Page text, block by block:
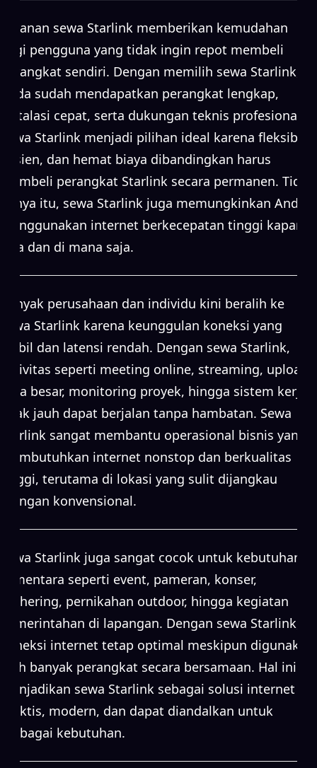
Layanan sewa Starlink memberikan kemudahan
bagi pengguna yang tidak ingin repot membeli
perangkat sendiri. Dengan memilih sewa Starlink,
Anda sudah mendapatkan perangkat lengkap,
instalasi cepat, serta dukungan teknis profesional.
Sewa Starlink menjadi pilihan ideal karena fleksibel,
efisien, dan hemat biaya dibandingkan harus
membeli perangkat Starlink secara permanen. Tidak
hanya itu, sewa Starlink juga memungkinkan Anda
menggunakan internet berkecepatan tinggi kapan
saja dan di mana saja.
Banyak perusahaan dan individu kini beralih ke
sewa Starlink karena keunggulan koneksi yang
stabil dan latensi rendah. Dengan sewa Starlink,
aktivitas seperti meeting online, streaming, upload
data besar, monitoring proyek, hingga sistem kerja
jarak jauh dapat berjalan tanpa hambatan. Sewa
Starlink sangat membantu operasional bisnis yang
membutuhkan internet nonstop dan berkualitas
tinggi, terutama di lokasi yang sulit dijangkau
jaringan konvensional.
Sewa Starlink juga sangat cocok untuk kebutuhan
sementara seperti event, pameran, konser,
gathering, pernikahan outdoor, hingga kegiatan
pemerintahan di lapangan. Dengan sewa Starlink,
koneksi internet tetap optimal meskipun digunakan
oleh banyak perangkat secara bersamaan. Hal ini
menjadikan sewa Starlink sebagai solusi internet
praktis, modern, dan dapat diandalkan untuk
berbagai kebutuhan.